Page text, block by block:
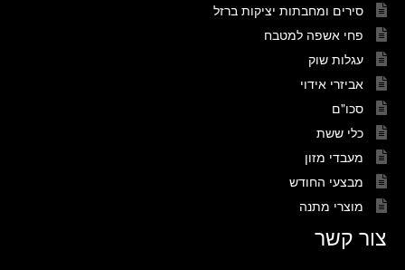
סירים ומחבתות יציקות ברזל
פחי אשפה למטבח
עגלות שוק
אביזרי אידוי
סכו"ם
כלי ששת
מעבדי מזון
מבצעי החודש
מוצרי מתנה
צור קשר